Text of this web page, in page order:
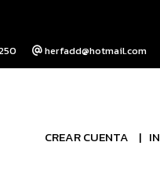
herfadd@hotmail.com
CREAR CUENTA